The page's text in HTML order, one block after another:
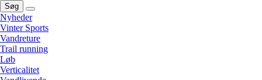
Søg
Nyheder
Vinter Sports
Vandreture
Trail running
Løb
Verticalitet